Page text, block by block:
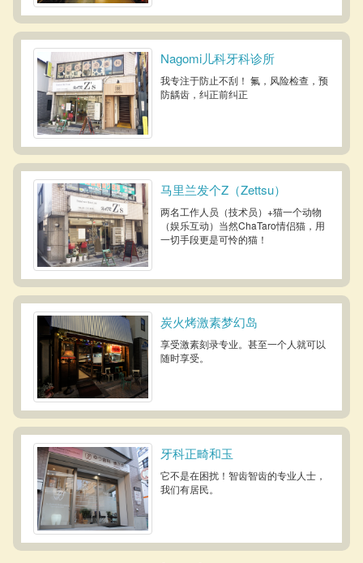
Nagomi儿科牙科诊所
我专注于防止不刮！ 氟，风险检查，预
防龋齿，纠正前纠正
马里兰发个Z（Zettsu）
两名工作人员（技术员）+猫一个动物
（娱乐互动）当然ChaTaro情侣猫，用
一切手段更是可怜的猫！
炭火烤激素梦幻岛
享受激素刻录专业。甚至一个人就可以
随时享受。
牙科正畸和玉
它不是在困扰！智齿智齿的专业人士，
我们有居民。